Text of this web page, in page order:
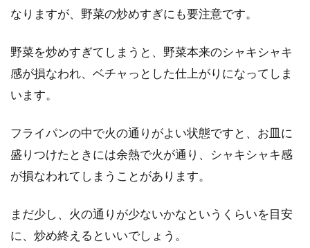
なりますが、野菜の炒めすぎにも要注意です。
野菜を炒めすぎてしまうと、野菜本来のシャキシャキ
感が損なわれ、ベチャっとした仕上がりになってしま
います。
フライパンの中で火の通りがよい状態ですと、お皿に
盛りつけたときには余熱で火が通り、シャキシャキ感
が損なわれてしまうことがあります。
まだ少し、火の通りが少ないかなというくらいを目安
に、炒め終えるといいでしょう。